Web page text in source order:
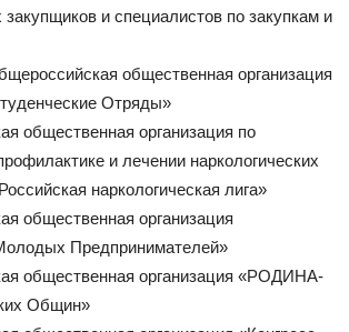
закупщиков и специалистов по закупкам и
общественная организация
Отряды»
общественная организация по
и лечении наркологических
наркологическая лига»
общественная организация
Предпринимателей»
общественная организация «РОДИНА-
Общин»